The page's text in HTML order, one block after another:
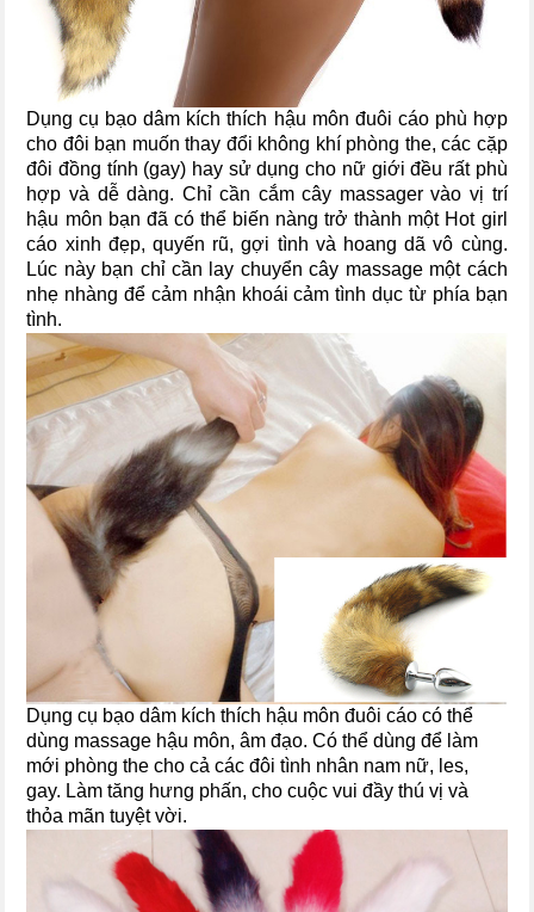
Dụng cụ bạo dâm kích thích hậu môn đuôi cáo phù hợp
cho đôi bạn muốn thay đổi không khí phòng the, các cặp
đôi đồng tính (gay) hay sử dụng cho nữ giới đều rất phù
hợp và dễ dàng. Chỉ cần cắm cây massager vào vị trí
hậu môn bạn đã có thể biến nàng trở thành một Hot girl
cáo xinh đẹp, quyến rũ, gợi tình và hoang dã vô cùng.
Lúc này bạn chỉ cần lay chuyển cây massage một cách
nhẹ nhàng để cảm nhận khoái cảm tình dục từ phía bạn
tình.
Dụng cụ bạo dâm kích thích hậu môn đuôi cáo có thể
dùng massage hậu môn, âm đạo. Có thể dùng để làm
mới phòng the cho cả các đôi tình nhân nam nữ, les,
gay. Làm tăng hưng phấn, cho cuộc vui đầy thú vị và
thỏa mãn tuyệt vời.